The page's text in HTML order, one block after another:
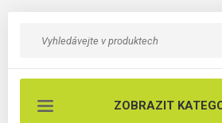
ZOBRAZIT